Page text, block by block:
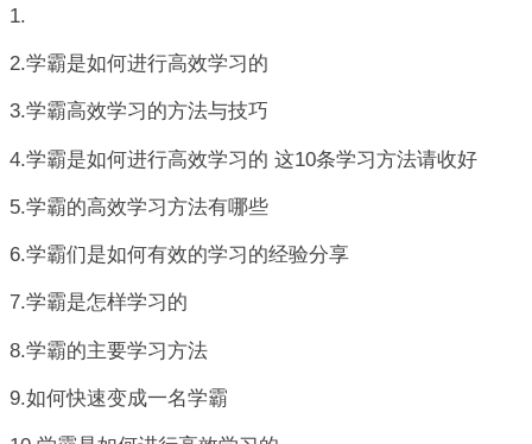
1.
2.学霸是如何进行高效学习的
3.学霸高效学习的方法与技巧
4.学霸是如何进行高效学习的 这10条学习方法请收好
5.学霸的高效学习方法有哪些
6.学霸们是如何有效的学习的经验分享
7.学霸是怎样学习的
8.学霸的主要学习方法
9.如何快速变成一名学霸